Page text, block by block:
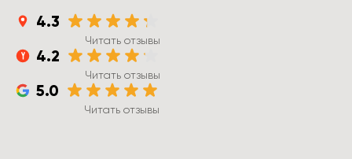
4.3
Читать отзывы
4.2
Читать отзывы
5.0
Читать отзывы